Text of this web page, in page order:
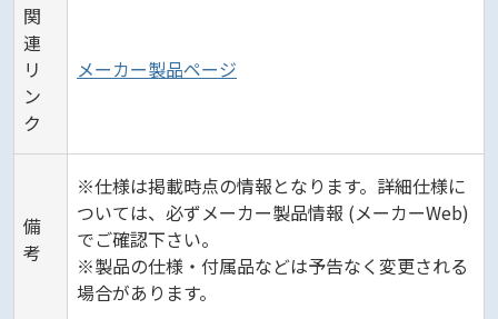
関
連
リ
ン
ク
メーカー製品ページ
備
考
※仕様は掲載時点の情報となります。詳細仕様に
ついては、必ずメーカー製品情報 (メーカーWeb)
でご確認下さい。
※製品の仕様・付属品などは予告なく変更される
場合があります。